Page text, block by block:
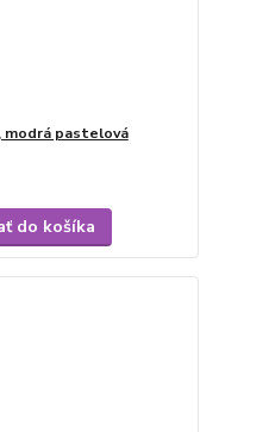
pastelová
do košíka